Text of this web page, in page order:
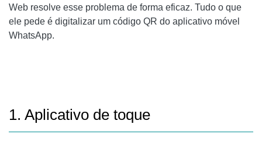
Web resolve esse problema de forma eficaz. Tudo o que
ele pede é digitalizar um código QR do aplicativo móvel
WhatsApp.
1. Aplicativo de toque